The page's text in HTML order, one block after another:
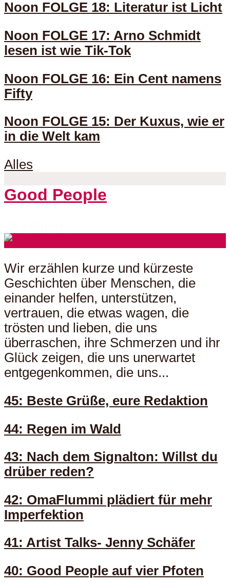
Noon FOLGE 18: Literatur ist Licht
Noon FOLGE 17: Arno Schmidt
lesen ist wie Tik-Tok
Noon FOLGE 16: Ein Cent namens
Fifty
Noon FOLGE 15: Der Kuxus, wie er
in die Welt kam
Alles
Good People
Wir erzählen kurze und kürzeste
Geschichten über Menschen, die
einander helfen, unterstützen,
vertrauen, die etwas wagen, die
trösten und lieben, die uns
überraschen, ihre Schmerzen und ihr
Glück zeigen, die uns unerwartet
entgegenkommen, die uns...
45: Beste Grüße, eure Redaktion
44: Regen im Wald
43: Nach dem Signalton: Willst du
drüber reden?
42: OmaFlummi plädiert für mehr
Imperfektion
41: Artist Talks- Jenny Schäfer
40: Good People auf vier Pfoten